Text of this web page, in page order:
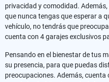
privacidad y comodidad.
que nunca tengas que esperar a
vehículo, no tendrás que
cuenta con 4 garajes exclusivos
Pensando en el bienestar de tus
su presencia, para que puedas
preocupaciones. Además,